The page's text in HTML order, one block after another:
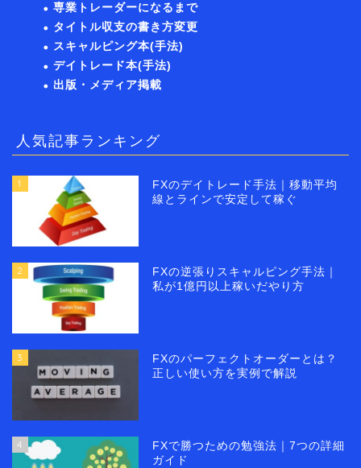
専業トレーダーになるまで
タイトル収支の書き方変更
スキャルピング本(手法)
デイトレード本(手法)
出版・メディア掲載
人気記事ランキング
1
FXのデイトレード手法｜移動平均
線とラインで安定して稼ぐ
2
FXの逆張りスキャルピング手法｜
私が1億円以上稼いだやり方
3
FXのパーフェクトオーダーとは？
正しい使い方を実例で解説
4
FXで勝つための勉強法｜7つの詳細
ガイド